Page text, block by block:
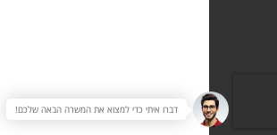
דברו איתי כדי למצוא את המשרה הבאה שלכם!